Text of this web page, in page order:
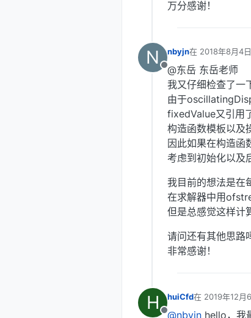
万分感谢！
N
离线
nbyjn在 2018年8月4
最后由 编辑
@东岳 东岳老师
我又仔细检查了一
由于
fixedValue又引用
构造函数模板以及
因此如果在构造
考虑到初始化以及
我目前的想法是在
在求解器中用
但是总感觉这样计
请问还有其他思路
非常感谢！
H huiCfd在 2019年12月
最后由 编辑
@nbyjn hello，我